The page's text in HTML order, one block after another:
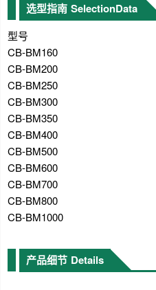
选型指南 SelectionData
型号
CB-BM160
CB-BM200
CB-BM250
CB-BM300
CB-BM350
CB-BM400
CB-BM500
CB-BM600
CB-BM700
CB-BM800
CB-BM1000
产品细节 Details